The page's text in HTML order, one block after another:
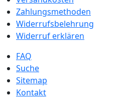
Zahlungsmethoden
Widerrufsbelehrung
Widerruf erklären
FAQ
Suche
Sitemap
Kontakt